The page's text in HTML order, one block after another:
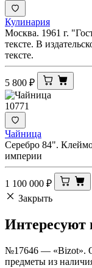
Кулинария
Москва. 1961 г.
тексте. В
тексте.
5 800 ₽
10771
Чайница
Серебро 84".
империи
1 100 000 ₽
Закрыть
Интересуют
№17646 — «Bizot».
предметы из